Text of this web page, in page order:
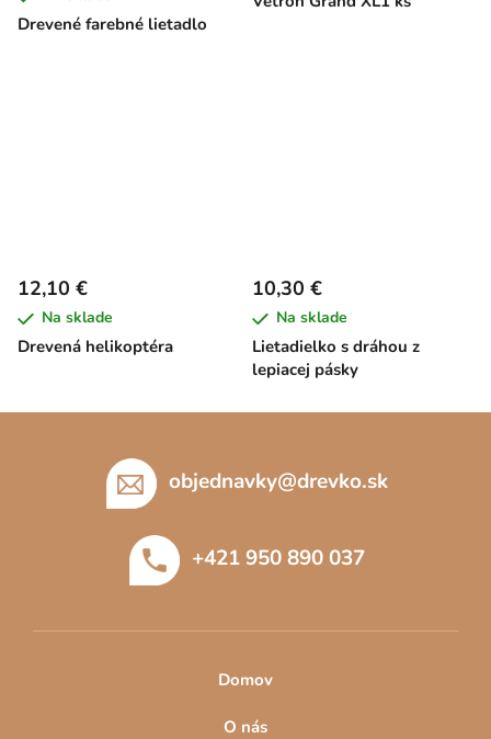
Drevené farebné lietadlo
Drevená helikoptéra
12,10 €
Na sklade
Lietadielko s dráhou z
lepiacej pásky
10,30 €
Na sklade
objednavky@drevko.sk
+421 950 890 037
Domov
O nás